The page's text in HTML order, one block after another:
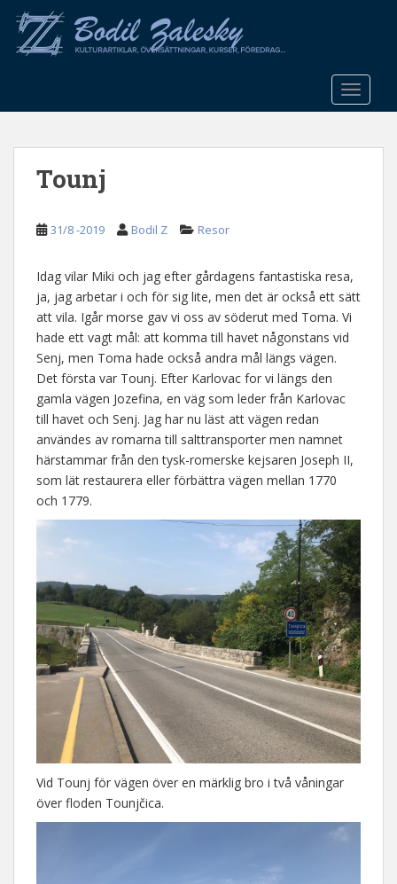
o
Tounj
31/8 -2019 Bodil Z Resor
Idag vilar Miki och jag efter gårdagens fantastiska resa,
ja, jag arbetar i och för sig lite, men det är också ett sätt
att vila. Igår morse gav vi oss av söderut med Toma. Vi
hade ett vagt mål: att komma till havet någonstans vid
Senj, men Toma hade också andra mål längs vägen.
Det första var Tounj. Efter Karlovac for vi längs den
gamla vägen Jozefina, en väg som leder från Karlovac
till havet och Senj. Jag har nu läst att vägen redan
användes av romarna till salttransporter men namnet
härstammar från den tysk-romerske kejsaren Joseph II,
som lät restaurera eller förbättra vägen mellan 1770
och 1779.
Vid Tounj för vägen över en märklig bro i två våningar
över floden Tounjčica.